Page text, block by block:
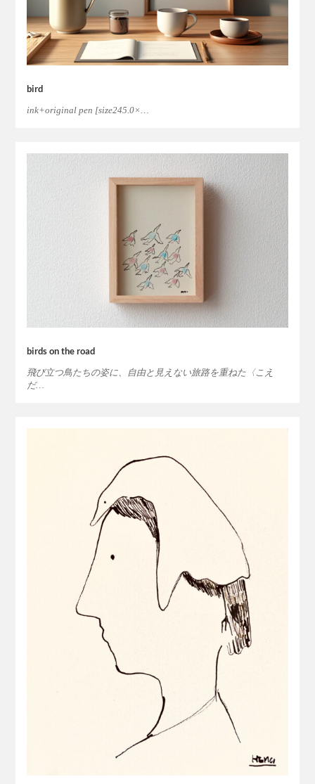
bird
ink+original pen [size245.0×…
birds on the road
飛び立つ鳥たちの姿に、自由と見えない旅路を重ねた〈こえ
だ…